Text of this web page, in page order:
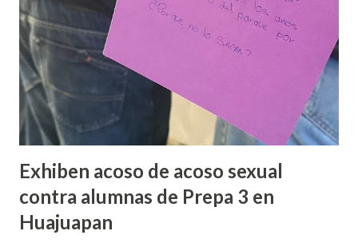
Exhiben acoso de acoso sexual
contra alumnas de Prepa 3 en
Huajuapan